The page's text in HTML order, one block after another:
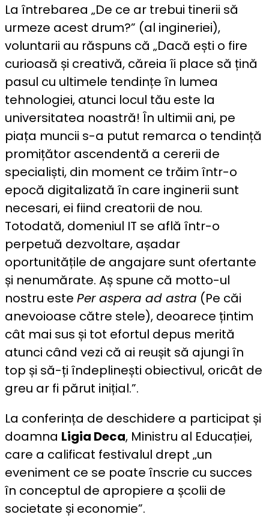
La întrebarea „De ce ar trebui tinerii să
urmeze acest drum?” (al ingineriei),
voluntarii au răspuns că „Dacă ești o fire
curioasă și creativă, căreia îi place să țină
pasul cu ultimele tendințe în lumea
tehnologiei, atunci locul tău este la
universitatea noastră! În ultimii ani, pe
piața muncii s-a putut remarca o tendință
promițător ascendentă a cererii de
specialiști, din moment ce trăim într-o
epocă digitalizată în care inginerii sunt
necesari, ei fiind creatorii de nou.
Totodată, domeniul IT se află într-o
perpetuă dezvoltare, așadar
oportunitățile de angajare sunt ofertante
și nenumărate. Aș spune că motto-ul
nostru este Per aspera ad astra (Pe căi
anevoioase către stele), deoarece țintim
cât mai sus și tot efortul depus merită
atunci când vezi că ai reușit să ajungi în
top și să-ți îndeplinești obiectivul, oricât de
greu ar fi părut inițial.”.
La conferința de deschidere a participat și
doamna Ligia Deca, Ministru al Educației,
care a calificat festivalul drept „un
eveniment ce se poate înscrie cu succes
în conceptul de apropiere a școlii de
societate și economie”.